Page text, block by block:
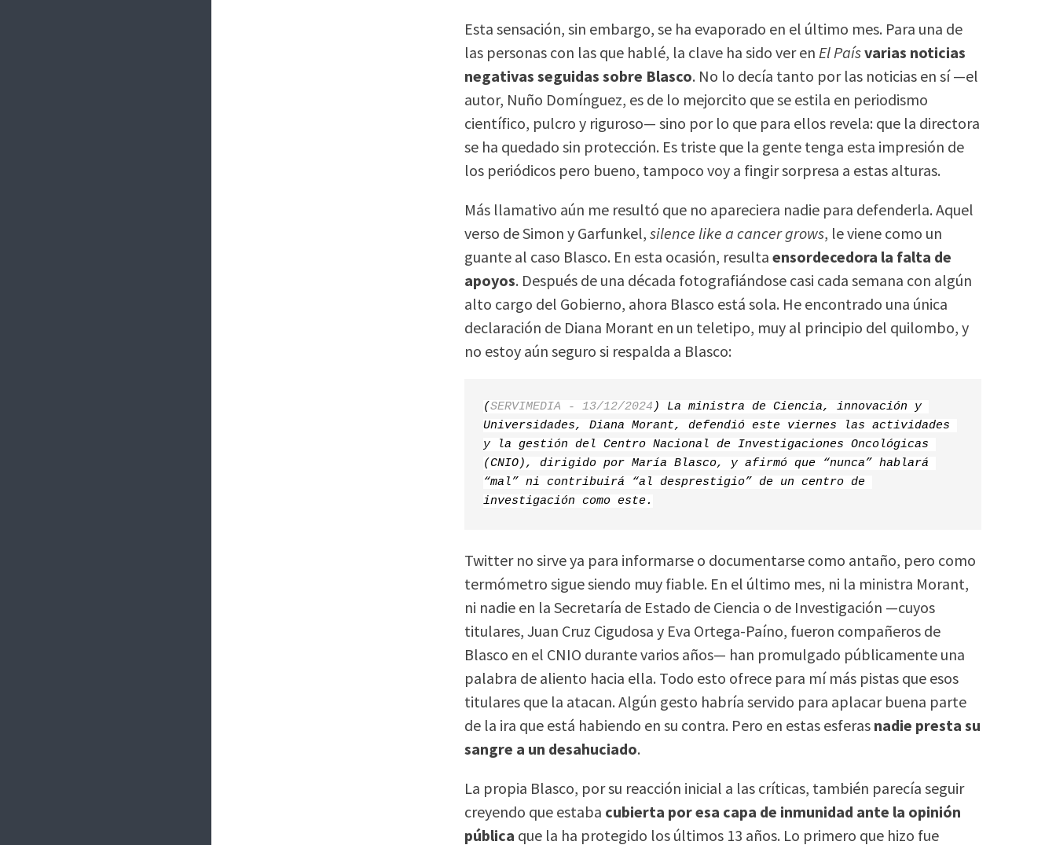
Esta sensación, sin embargo, se ha evaporado en el último mes. Para una de
las personas con las que hablé, la clave ha sido ver en El Paísvarias noticias
negativas seguidas sobre Blasco. No lo decía tanto por las noticias en sí —el
autor, Nuño Domínguez, es de lo mejorcito que se estila en periodismo
científico, pulcro y riguroso— sino por lo que para ellos revela: que la directora
se ha quedado sin protección. Es triste que la gente tenga esta impresión de
los periódicos pero bueno, tampoco voy a fingir sorpresa a estas alturas.
Más llamativo aún me resultó que no apareciera nadie para defenderla. Aquel
verso de Simon y Garfunkel,silence like a cancer grows, le viene como un
guante al caso Blasco. En esta ocasión, resultaensordecedora la falta de
apoyos. Después de una década fotografiándose casi cada semana con algún
alto cargo del Gobierno, ahora Blasco está sola. He encontrado una única
declaración de Diana Morant en un teletipo, muy al principio del quilombo, y
no estoy aún seguro si respalda a Blasco:
(SERVIMEDIA - 13/12/2024 ) La ministra de Ciencia, innovación y
Universidades, Diana Morant, defendió este viernes las actividades
y la gestión del Centro Nacional de Investigaciones Oncológicas
(CNIO), dirigido por María Blasco, y afirmó que “nunca” hablará
“mal” ni contribuirá “al desprestigio” de un centro de
investigación como este.
Twitter no sirve ya para informarse o documentarse como antaño, pero como
termómetro sigue siendo muy fiable. En el último mes, ni la ministra Morant,
ni nadie en la Secretaría de Estado de Ciencia o de Investigación —cuyos
titulares, Juan Cruz Cigudosa y Eva Ortega-Paíno, fueron compañeros de
Blasco en el CNIO durante varios años— han promulgado públicamente una
palabra de aliento hacia ella. Todo esto ofrece para mí más pistas que esos
titulares que la atacan. Algún gesto habría servido para aplacar buena parte
de la ira que está habiendo en su contra. Pero en estas esferas nadie presta su
sangre a un desahuciado.
La propia Blasco, por su reacción inicial a las críticas, también parecía seguir
creyendo que estaba cubierta por esa capa de inmunidad ante la opinión
pública que la ha protegido los últimos 13 años. Lo primero que hizo fue